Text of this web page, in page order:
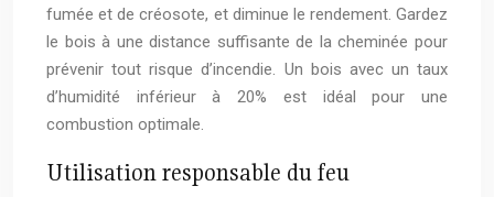
fumée et de créosote, et diminue le rendement. Gardez
le bois à une distance suffisante de la cheminée pour
prévenir tout risque d’incendie. Un bois avec un taux
d’humidité inférieur à 20% est idéal pour une
combustion optimale.
Utilisation responsable du feu